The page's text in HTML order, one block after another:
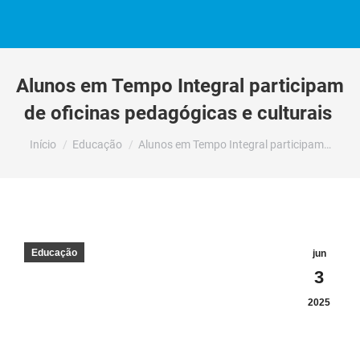
Alunos em Tempo Integral participam
de oficinas pedagógicas e culturais
Você está aqui:
Início Educação Alunos em Tempo Integral participam…
jun
3
2025
Educação